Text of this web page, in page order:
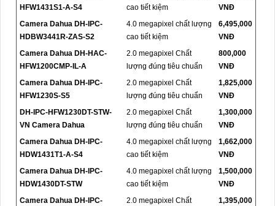
HFW1431S1-A-S4
cao tiết kiệm
VNĐ
Camera Dahua DH-IPC-
HDBW3441R-ZAS-S2
4.0 megapixel chất lượng
cao tiết kiệm
6,495,000
VNĐ
Camera Dahua DH-HAC-
HFW1200CMP-IL-A
2.0 megapixel Chất
lượng đúng tiêu chuẩn
800,000
VNĐ
Camera Dahua DH-IPC-
HFW1230S-S5
2.0 megapixel Chất
lượng đúng tiêu chuẩn
1,825,000
VNĐ
DH-IPC-HFW1230DT-STW-
VN Camera Dahua
2.0 megapixel Chất
lượng đúng tiêu chuẩn
1,300,000
VNĐ
Camera Dahua DH-IPC-
HDW1431T1-A-S4
4.0 megapixel chất lượng
cao tiết kiệm
1,662,000
VNĐ
Camera Dahua DH-IPC-
HDW1430DT-STW
4.0 megapixel chất lượng
cao tiết kiệm
1,500,000
VNĐ
Camera Dahua DH-IPC-
2.0 megapixel Chất
1,395,000